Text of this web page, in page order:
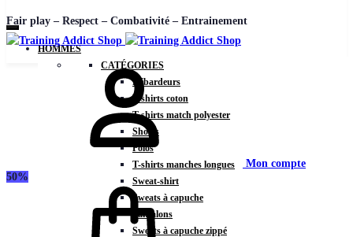
Fair play – Respect – Combativité – Entrainement
HOMMES
CATÉGORIES
Débardeurs
T-shirts coton
T-shirts match polyester
Shorts
Polos
T-shirts manches longues
Sweat-shirt
Sweats à capuche
Pantalons
Sweats à capuche zippé
Mon compte
50%